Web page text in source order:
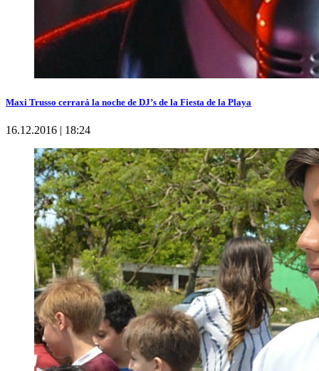
Maxi Trusso cerrará la noche de DJ’s de la Fiesta de la Playa
16.12.2016 | 18:24